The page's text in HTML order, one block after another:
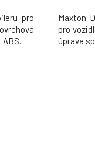
pro
Maxton
pro
úprava